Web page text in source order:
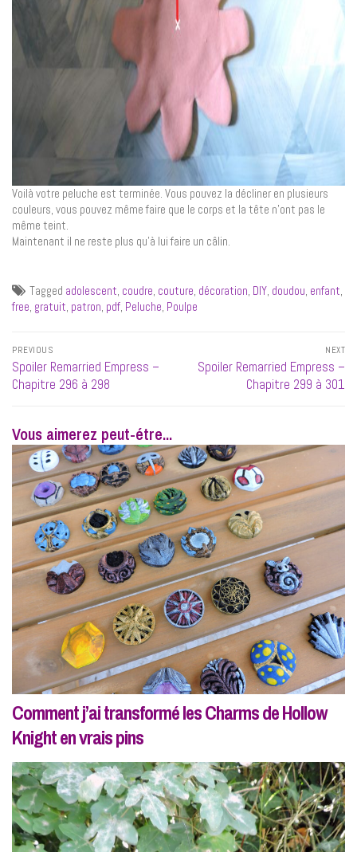
Voilà votre peluche est terminée. Vous pouvez la décliner en plusieurs
couleurs, vous pouvez même faire que le corps et la tête n’ont pas le
même teint.
Maintenant il ne reste plus qu’à lui faire un câlin.
Tagged adolescent, coudre, couture, décoration, DIY, doudou, enfant,
free, gratuit, patron, pdf, Peluche, Poulpe
Navigation
de
l’article
PREVIOUS
Previous
post:
Spoiler Remarried Empress –
Chapitre 296 à 298
NEXT
Next
Spoiler Remarried Empress –
Chapitre 299 à 301
Vous aimerez peut-étre...
Comment j’ai transformé les Charms de Hollow
Knight en vrais pins